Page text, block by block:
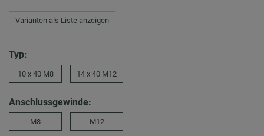
Varianten als Liste anzeigen
Typ:
10 x 40 M8 14 x 40 M12
Anschlussgewinde:
M8 M12